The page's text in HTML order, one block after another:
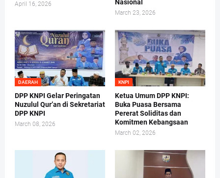
April 16, 2026
Nasional
March 23, 2026
DAERAH
DPP KNPI Gelar Peringatan
Nuzulul Qur’an di Sekretariat
DPP KNPI
March 08, 2026
KNPI
Ketua Umum DPP KNPI:
Buka Puasa Bersama
Pererat Soliditas dan
Komitmen Kebangsaan
March 02, 2026